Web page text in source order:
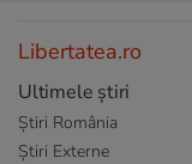
Libertatea.ro
Ultimele știri
Știri România
Știri Externe